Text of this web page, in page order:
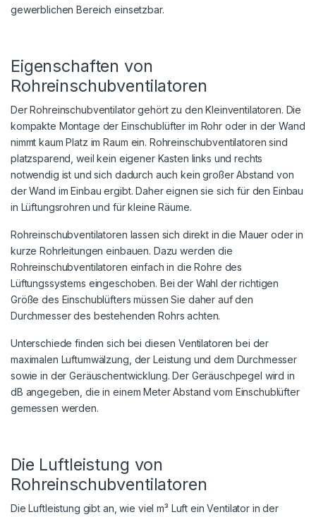
gewerblichen Bereich einsetzbar.
Eigenschaften von
Rohreinschubventilatoren
Der Rohreinschubventilator gehört zu den Kleinventilatoren. Die
kompakte Montage der Einschublüfter im Rohr oder in der Wand
nimmt kaum Platz im Raum ein. Rohreinschubventilatoren sind
platzsparend, weil kein eigener Kasten links und rechts
notwendig ist und sich dadurch auch kein großer Abstand von
der Wand im Einbau ergibt. Daher eignen sie sich für den Einbau
in Lüftungsrohren und für kleine Räume.
Rohreinschubventilatoren lassen sich direkt in die Mauer oder in
kurze Rohrleitungen einbauen. Dazu werden die
Rohreinschubventilatoren einfach in die Rohre des
Lüftungssystems eingeschoben. Bei der Wahl der richtigen
Größe des Einschublüfters müssen Sie daher auf den
Durchmesser des bestehenden Rohrs achten.
Unterschiede finden sich bei diesen Ventilatoren bei der
maximalen Luftumwälzung, der Leistung und dem Durchmesser
sowie in der Geräuschentwicklung. Der Geräuschpegel wird in
dB angegeben, die in einem Meter Abstand vom Einschublüfter
gemessen werden.
Die Luftleistung von
Rohreinschubventilatoren
Die Luftleistung gibt an, wie viel m³ Luft ein Ventilator in der